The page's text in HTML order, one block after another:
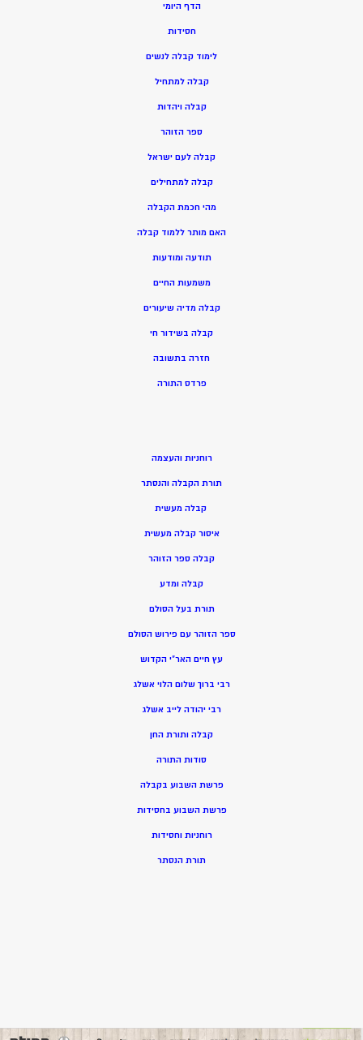
הדף היומי
חסידות
לימוד קבלה לנשים
קבלה למתחיל
קבלה ויהדות
ספר הזוהר
קבלה לעם ישראל
קבלה למתחילים
מהי חכמת הקבלה
האם מותר ללמוד קבלה
תודעה ומודעות
משמעות החיים
קבלה מדיה שיעורים
קבלה בשידור חי
חזרה בתשובה
פרדס התורה
רוחניות והעצמה
תורת הקבלה והנסתר
קבלה מעשית
איסור קבלה מעשית
קבלה ספר הזוהר
קבלה ומדע
תורת בעל הסולם
ספר הזוהר עם פירוש הסולם
עץ חיים האר”י הקדוש
רבי ברוך שלום הלוי אשלג
רבי יהודה לייב אשלג
קבלה ותורת החן
סודות התורה
פרשת השבוע בקבלה
פרשת השבוע בחסידות
רוחניות וחסידות
תורת הנסתר